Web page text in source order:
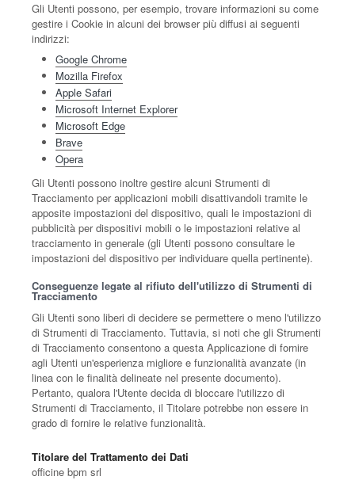
Gli Utenti possono, per esempio, trovare informazioni su come
gestire i Cookie in alcuni dei browser più diffusi ai seguenti
indirizzi:
Google Chrome
Mozilla Firefox
Apple Safari
Microsoft Internet Explorer
Microsoft Edge
Brave
Opera
Gli Utenti possono inoltre gestire alcuni Strumenti di
Tracciamento per applicazioni mobili disattivandoli tramite le
apposite impostazioni del dispositivo, quali le impostazioni di
pubblicità per dispositivi mobili o le impostazioni relative al
tracciamento in generale (gli Utenti possono consultare le
impostazioni del dispositivo per individuare quella pertinente).
Conseguenze legate al rifiuto dell'utilizzo di Strumenti di
Tracciamento
Gli Utenti sono liberi di decidere se permettere o meno l'utilizzo
di Strumenti di Tracciamento. Tuttavia, si noti che gli Strumenti
di Tracciamento consentono a questa Applicazione di fornire
agli Utenti un'esperienza migliore e funzionalità avanzate (in
linea con le finalità delineate nel presente documento).
Pertanto, qualora l'Utente decida di bloccare l'utilizzo di
Strumenti di Tracciamento, il Titolare potrebbe non essere in
grado di fornire le relative funzionalità.
Titolare del Trattamento dei Dati
officine bpm srl